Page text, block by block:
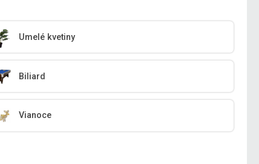
Umelé kvetiny
Biliard
Vianoce